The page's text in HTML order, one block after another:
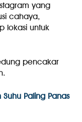
yang
cahaya,
lokasi untuk
pencakar
Paling Panas